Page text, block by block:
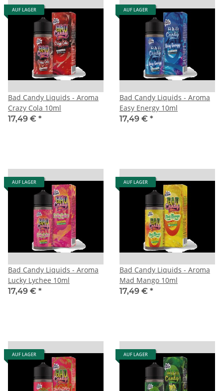
AUF LAGER
Bad Candy Liquids - Aroma
Crazy Cola 10ml
17,49 € *
AUF LAGER
Bad Candy Liquids - Aroma
Easy Energy 10ml
17,49 € *
AUF LAGER
Bad Candy Liquids - Aroma
Lucky Lychee 10ml
17,49 € *
AUF LAGER
Bad Candy Liquids - Aroma
Mad Mango 10ml
17,49 € *
AUF LAGER AUF LAGER